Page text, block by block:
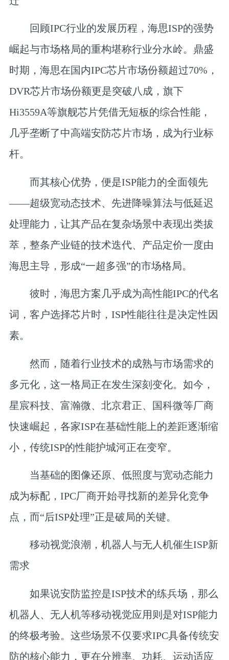
回顾IPC行业的发展历程，海思ISP的强势
崛起与市场格局的重构堪称行业分水岭。鼎盛
时期，海思在国内IPC芯片市场份额超过70%，
DVR芯片市场份额更是突破八成，旗下
Hi3559A等旗舰芯片凭借无短板的综合性能，
几乎垄断了中高端安防芯片市场，成为行业标
杆。
而其核心优势，便是ISP能力的全面领先
——超级宽动态技术、先进降噪算法与低延迟
处理能力，让其产品在复杂场景中表现出类拔
萃，整条产业链的技术迭代、产品定价一度由
海思主导，形成“一超多强”的市场格局。
彼时，海思方案几乎成为高性能IPC的代名
词，客户选择芯片时，ISP性能往往是决定性因
素。
然而，随着行业技术的成熟与市场需求的
多元化，这一格局正在发生深刻变化。如今，
星宸科技、富瀚微、北京君正、国科微等厂商
快速崛起，各家ISP在基础性能上的差距逐渐缩
小，传统ISP的性能护城河正在变窄。
当基础的图像还原、低照度与宽动态能力
成为标配，IPC厂商开始寻找新的差异化竞争
点，而“后ISP处理”正是破局的关键。
移动视觉浪潮， 机器人与无人机催生ISP新
需求
如果说安防监控是ISP技术的练兵场，那么
机器人、无人机等移动视觉应用则是对ISP能力
的终极考验。这些场景不仅要求IPC具备传统安
防的核心能力，更在分辨率、功耗、运动适应